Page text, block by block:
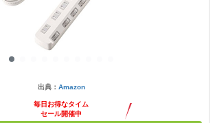
出典： Amazon
毎日お得なタイム
セール開催中